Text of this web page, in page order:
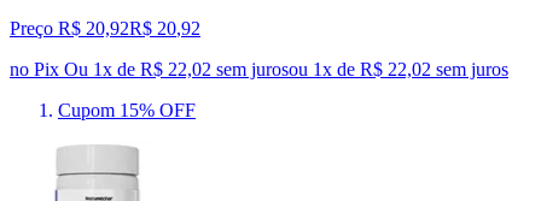
Preço R$ 20,92R$ 20,92
no Pix Ou 1x de R$ 22,02 sem jurosou 1x de R$ 22,02 sem juros
Cupom 15% OFF